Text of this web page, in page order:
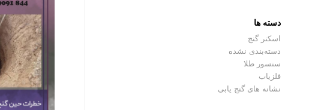
دسته ها
اسکنر گنج
دسته‌بندی نشده
سنسور طلا
فلزیاب
نشانه های گنج یابی